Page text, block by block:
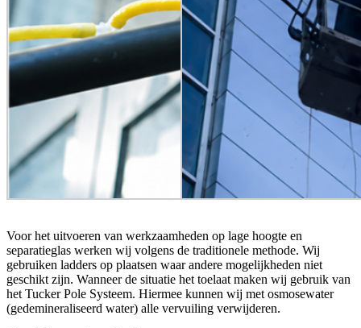
Voor het uitvoeren van werkzaamheden op lage hoogte en
separatieglas werken wij volgens de traditionele methode. Wij
gebruiken ladders op plaatsen waar andere mogelijkheden niet
geschikt zijn. Wanneer de situatie het toelaat maken wij gebruik van
het Tucker Pole Systeem. Hiermee kunnen wij met osmosewater
(gedemineraliseerd water) alle vervuiling verwijderen.